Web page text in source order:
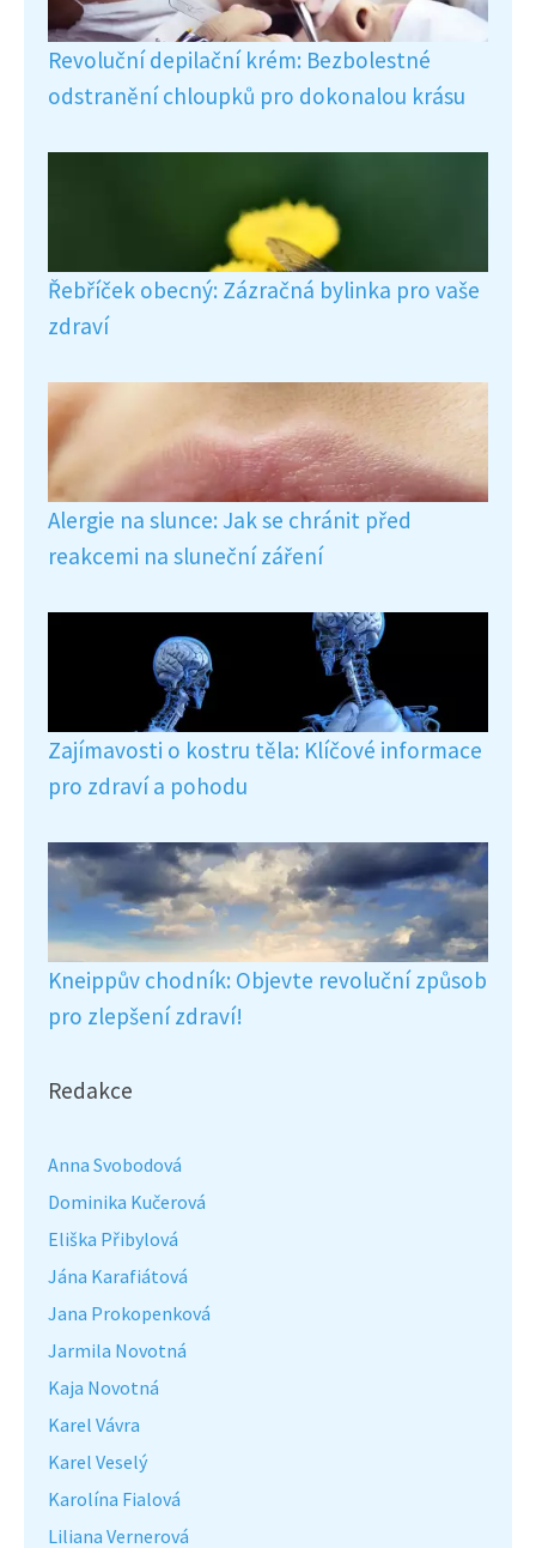
Revoluční depilační krém: Bezbolestné
odstranění chloupků pro dokonalou krásu
Řebříček obecný: Zázračná bylinka pro vaše
zdraví
Alergie na slunce: Jak se chránit před
reakcemi na sluneční záření
Zajímavosti o kostru těla: Klíčové informace
pro zdraví a pohodu
Kneippův chodník: Objevte revoluční způsob
pro zlepšení zdraví!
Redakce
Anna Svobodová
Dominika Kučerová
Eliška Přibylová
Jána Karafiátová
Jana Prokopenková
Jarmila Novotná
Kaja Novotná
Karel Vávra
Karel Veselý
Karolína Fialová
Liliana Vernerová